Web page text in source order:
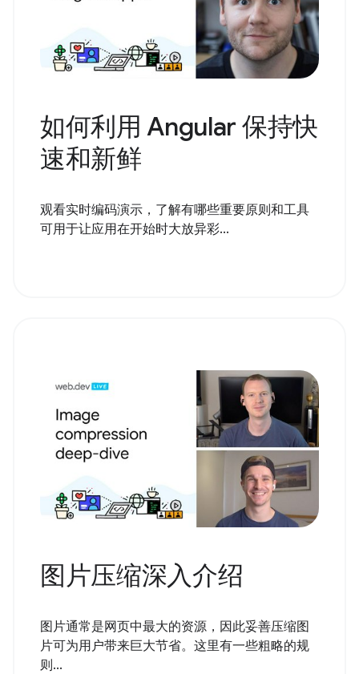
如何利用 Angular 保持快
速和新鲜
观看实时编码演示，了解有哪些重要原则和工具
可用于让应用在开始时大放异彩...
图片压缩深入介绍
图片通常是网页中最大的资源，因此妥善压缩图
片可为用户带来巨大节省。这里有一些粗略的规
则...